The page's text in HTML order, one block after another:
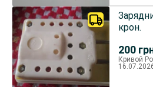
200
крон.
Кривой